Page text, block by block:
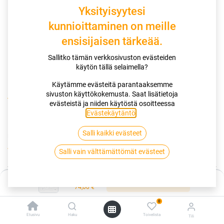
74,00€
Etusivu Haku
0
Toivelista Tili
Kauppa 155/70R13 75T VIKING CITYTECH II
155/70R13 75T VIKING CITYTECH II
Tuotekoodi:265133
74,00
Toimitusaika:2 arkipäivää
Asennuspalvelu
Yksityisyytesi
kunnioittaminen on meille
ensisijaisen tärkeää.
Sallitko tämän verkkosivuston evästeiden
käytön tällä selaimella?
Käytämme evästeitä parantaaksemme
sivuston käyttökokemusta. Saat lisätietoja
evästeistä ja niiden käytöstä osoitteessa
Evästekäytäntö
Salli kaikki evästeet
Salli vain välttämättömät evästeet